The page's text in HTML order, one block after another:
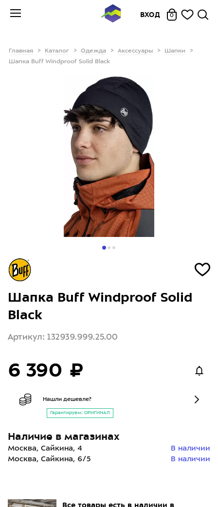
ВХОД 0
Главная Каталог Одежда Аксессуары
Шапки
Шапка Buff Windproof Solid Black
Все товары есть в наличии в
Шапка Buff Windproof Solid
Black
Артикул: 132939.999.25.00
6 390 ₽
Нашли дешевле?
Гарантируем: ОРИГИНАЛ
Наличие в магазинах
Москва, Сайкина, 4
В наличии
Москва, Сайкина, 6/5
В наличии